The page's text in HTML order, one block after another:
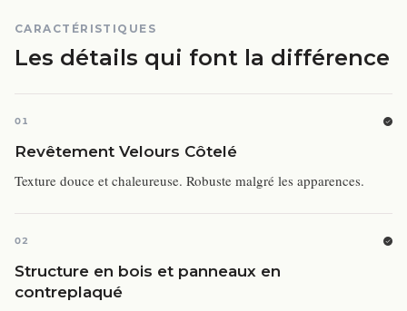
CARACTÉRISTIQUES
Les détails qui font la différence
01
Revêtement Velours Côtelé
Texture douce et chaleureuse. Robuste malgré les apparences.
02
Structure en bois et panneaux en
contreplaqué